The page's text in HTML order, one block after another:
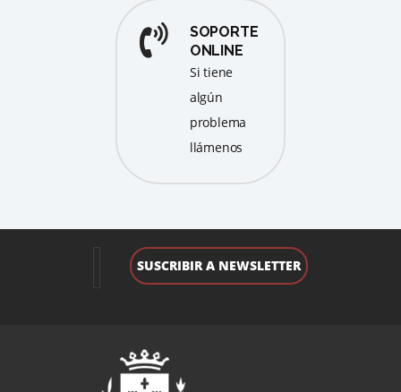
SOPORTE
ONLINE
Si tiene
algún
problema
llámenos